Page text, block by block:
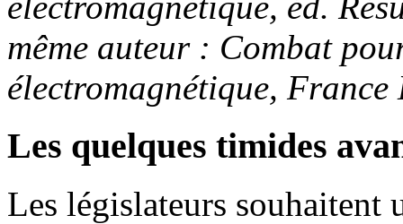
même auteur : Combat
électromagnétique,
Les quelques timides
Les législateurs souhaitent